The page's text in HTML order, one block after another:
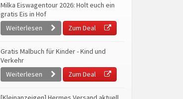
Milka Eiswagentour 2026: Holt euch ein
gratis Eis in Hof
Weiterlesen
Zum Deal
Gratis Malbuch für Kinder - Kind und
Verkehr
Weiterlesen
Zum Deal